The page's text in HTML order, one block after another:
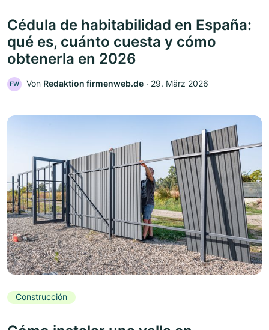
Cédula de habitabilidad en España:
qué es, cuánto cuesta y cómo
obtenerla en 2026
FW Von Redaktion firmenweb.de ‧ 29. März 2026
Construcción